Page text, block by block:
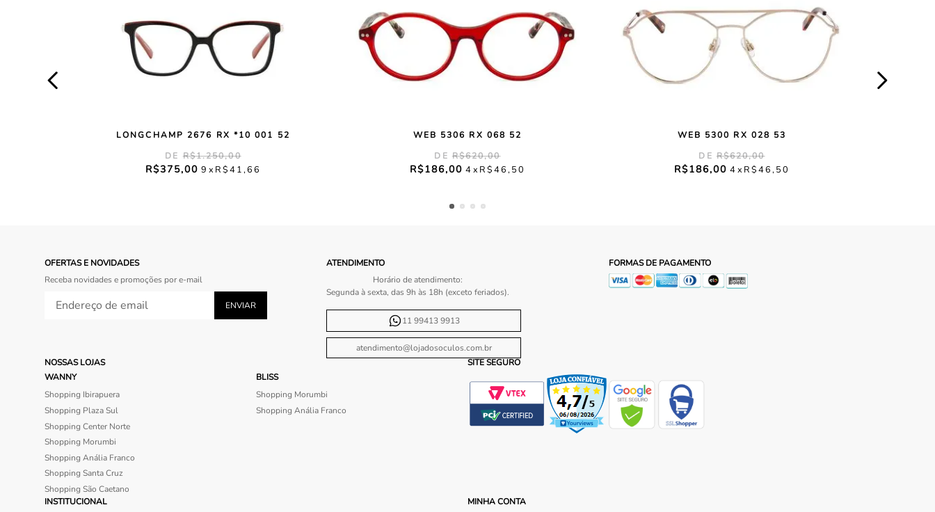
LONGCHAMP 2676 RX *10 001 52
R$1.250,00
R$375,00 9 R$41,66
WEB 5306 RX 068 52
R$620,00
R$186,00 4 R$46,50
WEB 5300 RX 028 53
R$620,00
R$186,00 4 R$46,50
OFERTAS E NOVIDADES
Receba novidades e promoções por e-mail
ATENDIMENTO
Horário de atendimento:
Segunda à sexta, das 9h às 18h (exceto feriados).
11 99413 9913
atendimento@lojadosoculos.com.br
FORMAS DE PAGAMENTO
NOSSAS LOJAS
WANNY
Shopping Ibirapuera
Shopping Plaza Sul
Shopping Center Norte
Shopping Morumbi
Shopping Anália Franco
Shopping Santa Cruz
Shopping São Caetano
BLISS
Shopping Morumbi
Shopping Anália Franco
SITE SEGURO
INSTITUCIONAL MINHA CONTA